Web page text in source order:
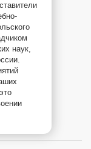
наук,